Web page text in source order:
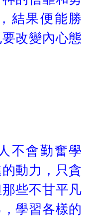
結果便能勝
改變內心態
不會勤奮學
動力，只貪
些不甘平凡
學習各樣的